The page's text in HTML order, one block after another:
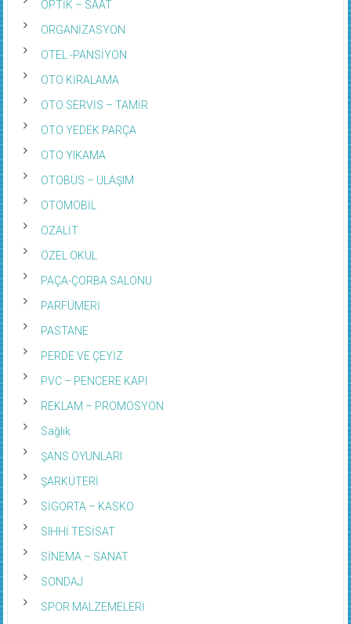
OPTİK – SAAT
ORGANİZASYON
OTEL -PANSİYON
OTO KİRALAMA
OTO SERVİS – TAMİR
OTO YEDEK PARÇA
OTO YIKAMA
OTOBÜS – ULAŞIM
OTOMOBİL
OZALİT
ÖZEL OKUL
PAÇA-ÇORBA SALONU
PARFÜMERİ
PASTANE
PERDE VE ÇEYİZ
PVC – PENCERE KAPI
REKLAM – PROMOSYON
Sağlık
ŞANS OYUNLARI
ŞARKÜTERİ
SİGORTA – KASKO
SIHHİ TESİSAT
SİNEMA – SANAT
SONDAJ
SPOR MALZEMELERİ